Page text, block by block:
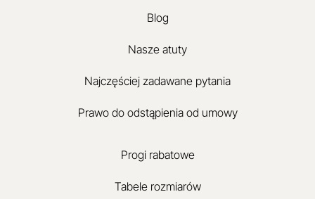
Blog
Nasze atuty
Najczęściej zadawane pytania
Prawo do odstąpienia od umowy
Progi rabatowe
Tabele rozmiarów